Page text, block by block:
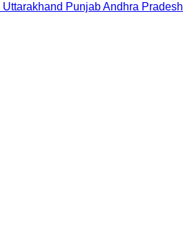
Uttarakhand PunjabAndhra Pradesh